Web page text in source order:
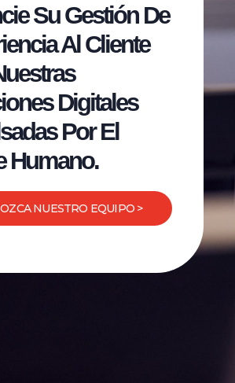
Su Gestión De
Al Cliente
Digitales
Por El
Humano.
NUESTRO EQUIPO >